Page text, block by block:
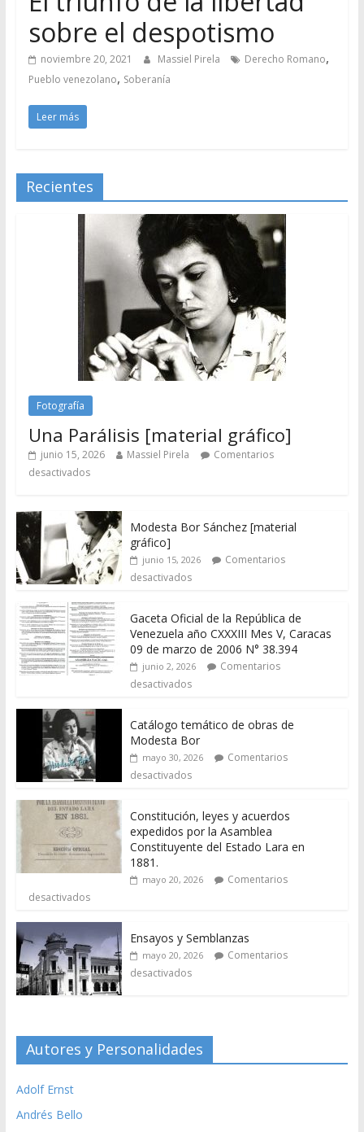
sobre el despotismo
noviembre 20, 2021 Massiel Pirela Derecho Romano,
Pueblo venezolano, Soberanía
Leer más
Recientes
Fotografía
Una Parálisis [material gráfico]
junio 15, 2026 Massiel Pirela
Comentarios
desactivados
Modesta Bor Sánchez [material
gráfico]
junio 15, 2026
Comentarios
desactivados
Gaceta Oficial de la República de
Venezuela año CXXXIII Mes V, Caracas
09 de marzo de 2006 N° 38.394
junio 2, 2026
Comentarios
desactivados
Catálogo temático de obras de
Modesta Bor
mayo 30, 2026
Comentarios
desactivados
Constitución, leyes y acuerdos
expedidos por la Asamblea
Constituyente del Estado Lara en
1881.
mayo 20, 2026
Comentarios
desactivados
Ensayos y Semblanzas
mayo 20, 2026
Comentarios
desactivados
Autores y Personalidades
Adolf Ernst
Andrés Bello